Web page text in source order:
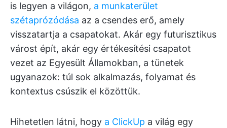
is legyen a világon, a munkaterület
szétaprózódása az a csendes erő, amely
visszatartja a csapatokat. Akár egy futurisztikus
várost épít, akár egy értékesítési csapatot
vezet az Egyesült Államokban, a tünetek
ugyanazok: túl sok alkalmazás, folyamat és
kontextus csúszik el közöttük.
Hihetetlen látni, hogy a ClickUp a világ egy